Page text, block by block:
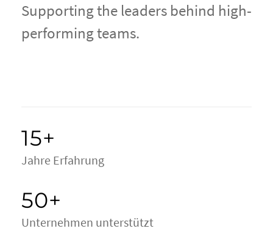
Supporting the leaders behind high-
performing teams.
15+
Jahre Erfahrung
50+
Unternehmen unterstützt